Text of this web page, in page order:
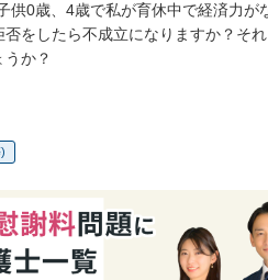
供0歳、4歳で私が育休中で経済力が
をしたら不成立になりますか？そ
か？